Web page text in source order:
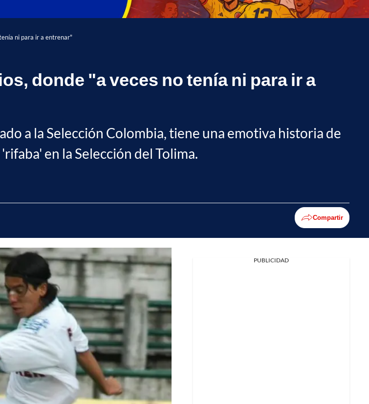
ni para ir a entrenar"
donde "a veces no tenía ni para ir a
a la Selección Colombia, tiene una emotiva historia de
en la Selección del Tolima.
Compartir
PUBLICIDAD